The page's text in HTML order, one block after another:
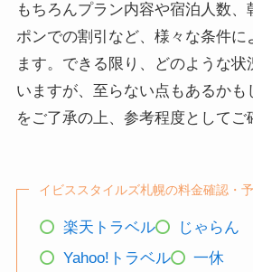
もちろんプラン内容や宿泊人数
ポンでの割引など、様々な条件に
ます。できる限り、どのような
いますが、至らない点もあるかも
をご了承の上、参考程度としてご
イビススタイルズ札幌の料金確認・
楽天トラベル
じゃらん
Yahoo!トラベル
一休